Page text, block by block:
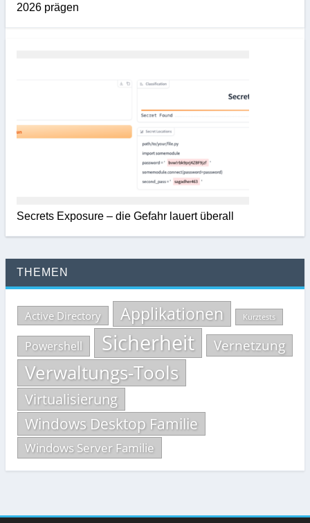
2026 prägen
Secrets Exposure – die Gefahr lauert überall
THEMEN
Active Directory Applikationen Kurztests
Powershell Sicherheit Vernetzung
Verwaltungs-Tools
Virtualisierung
Windows Desktop Familie
Windows Server Familie